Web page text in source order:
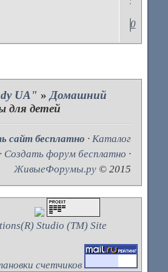
0
UA" » Домашний
для детей
сайт бесплатно ·Каталог
· Создать форум бесплатно ·
ЖивыеФорумы.ру © 2015
счетчиков